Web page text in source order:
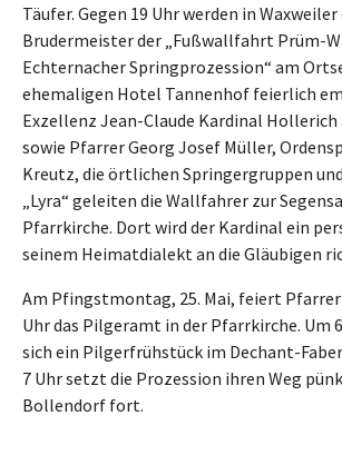
Täufer. Gegen 19 Uhr werden in
Brudermeister der „Fußwallfahrt Prüm-
Echternacher Springprozession“ am
ehemaligen Hotel Tannenhof feierlich
Exzellenz Jean-Claude Kardinal Hollerich
sowie Pfarrer Georg Josef Müller,
Kreutz, die örtlichen Springergruppen
„Lyra“ geleiten die Wallfahrer zur
Pfarrkirche. Dort wird der Kardinal ein
seinem Heimatdialekt an die Gläubigen
Am Pfingstmontag, 25. Mai, feiert Pfarrer
Uhr das Pilgeramt in der Pfarrkirche. Um
sich ein Pilgerfrühstück im Dechant-
7 Uhr setzt die Prozession ihren Weg
Bollendorf fort.